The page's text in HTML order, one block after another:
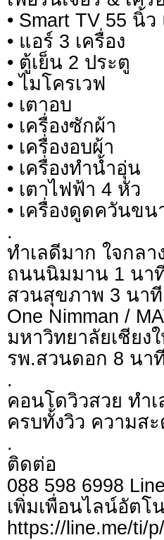
• Smart TV 55 นิ้
• แอร์ 3 เครื่อง
• ตู้เย็น 2 ประตู
• ไมโครเวฟ
• เตาอบ
• เครื่องซักผ้า
• เครื่องอบผ้า
• เครื่องทำน้ำอุ่น
• เตาไฟฟ้า 4 หัว
• เครื่องดูดควันข
.
ทำเลดีมาก ใจกล
ถนนนิมมาน 1 นา
สวนสุขภาพ 3 นาที
One Nimman /
มหาวิทยาลัยเชียง
รพ.สวนดอก 8 นา
.
คอนโดวิวสวย ทำ
ครบทั้งวิว ความส
.
ติดต่อ
088 598 6998
เพิ่มเพื่อ
https://line.me/ti/